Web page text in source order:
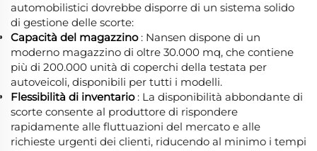
automobilistici dovrebbe disporre di un sistema solido
di gestione delle scorte:
Capacità del magazzino : Nansen dispone di un
moderno magazzino di oltre 30.000 mq, che contiene
più di 200.000 unità di coperchi della testata per
autoveicoli, disponibili per tutti i modelli.
Flessibilità di inventario : La disponibilità abbondante di
scorte consente al produttore di rispondere
rapidamente alle fluttuazioni del mercato e alle
richieste urgenti dei clienti, riducendo al minimo i tempi